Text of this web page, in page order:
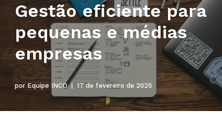
Gestão eficiente para
pequenas e médias
empresas
porEquipe INCO 17 de fevereiro de 2025